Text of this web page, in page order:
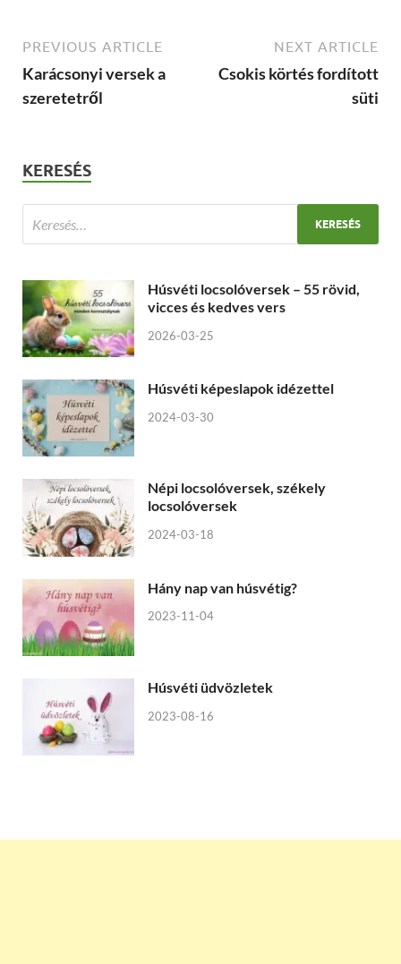
PREVIOUS ARTICLE
Karácsonyi versek a
szeretetről
NEXT ARTICLE
Csokis körtés fordított
süti
KERESÉS
Húsvéti locsolóversek – 55 rövid,
vicces és kedves vers
2026-03-25
Húsvéti képeslapok idézettel
2024-03-30
Népi locsolóversek, székely
locsolóversek
2024-03-18
Hány nap van húsvétig?
2023-11-04
Húsvéti üdvözletek
2023-08-16